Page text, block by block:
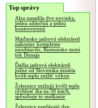
Top správy
Alza nasadila dve novinky,
jednu užitočnú a jednu
kontroverznú
Maďarsko jadrovú elektráreň
nakoniec kompletne
neodstavilo, Rumunsko mení
tok Dunaja
Ďalšia jadrová elektráreň
južne od Slovenska musela
kvôli teplu znížiť výkon
Železnice znižujú kvôli teplu
rýchlosť iba na 50 km/h,
spôsobuje to meškanie
Železnice predávajú dve